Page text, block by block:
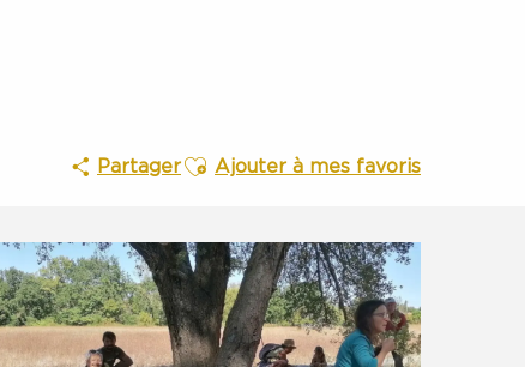
PartagerAjouter aux favoris
Ajouter à mes favoris